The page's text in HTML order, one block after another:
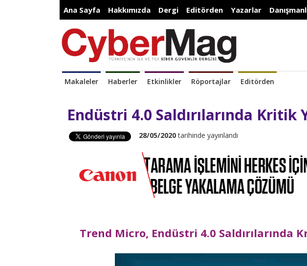
Ana Sayfa Hakkımızda Dergi Editörden Yazarlar
Makaleler Haberler Etkinlikler Röportajlar Editörden
Endüstri 4.0 Saldırılarında Kritik
28/05/2020tarihinde yayınlandı
Trend Micro, Endüstri 4.0 Saldırılarında